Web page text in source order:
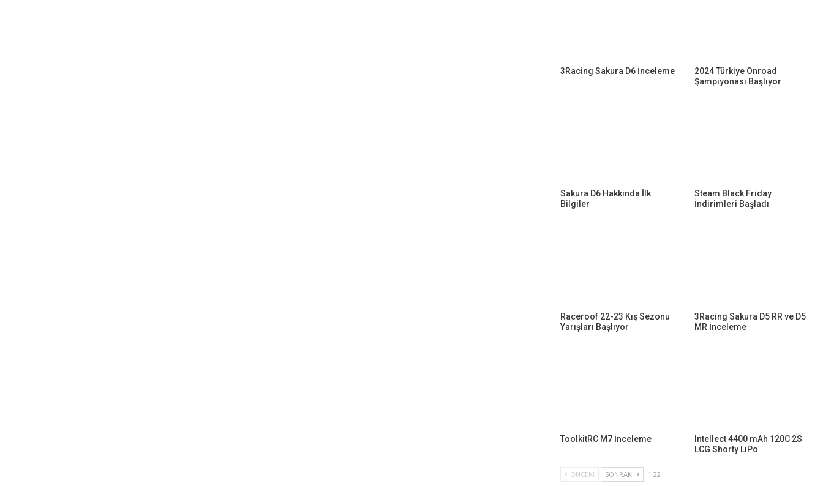
3Racing Sakura D6 İnceleme
2024 Türkiye Onroad
Şampiyonası Başlıyor
Sakura D6 Hakkında İlk
Bilgiler
Steam Black Friday
İndirimleri Başladı
Raceroof 22-23 Kış Sezonu
Yarışları Başlıyor
3Racing Sakura D5 RR ve D5
MR İnceleme
ToolkitRC M7 İnceleme
Intellect 4400 mAh 120C 2S
LCG Shorty LiPo
ÖNCEKI SONRAKI 1 22